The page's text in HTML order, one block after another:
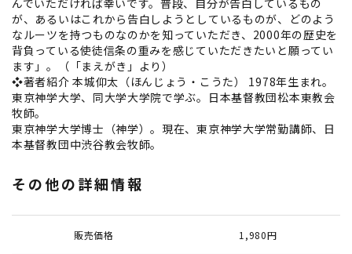
んでいただければ幸いです。普段、自分が告白しているもの
が、あるいはこれから告白しようとしているものが、どのよう
なルーツを持つものなのかを知っていただき、2000年の歴史を
背負っている使徒信条の重みを感じていただきたいと願ってい
ます」。（「まえがき」より）
❖著者紹介 本城仰太（ほんじょう・こうた） 1978年生まれ。
東京神学大学、同大学大学院で学ぶ。日本基督教団松本東教会
牧師。
東京神学大学博士（神学）。現在、東京神学大学常勤講師、日
本基督教団中渋谷教会牧師。
その他の詳細情報
販売価格 1,980円